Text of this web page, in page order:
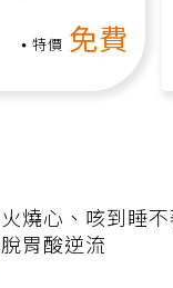
特價 免費
火燒心、咳到睡
脫胃酸逆流